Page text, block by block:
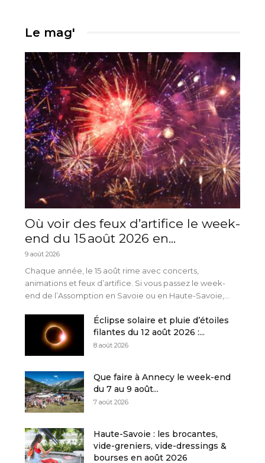
Le mag'
Où voir des feux d’artifice le week-
end du 15 août 2026 en...
9 août 2026
Chaque année, le 15 août rime avec concerts,
animations et feux d’artifice. Si vous passez le week-
end de l’Assomption en Savoie ou en Haute-Savoie,...
Éclipse solaire et pluie d’étoiles
filantes du 12 août 2026 :...
8 août 2026
Que faire à Annecy le week-end
du 7 au 9 août...
7 août 2026
Haute-Savoie : les brocantes,
vide-greniers, vide-dressings &
bourses en août 2026